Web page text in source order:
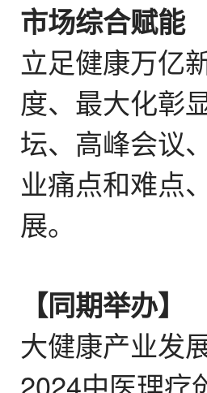
市场综合赋能
立足健康万亿
度、最大化彰
坛、高峰会议
业痛点和难点
展。
【同期举办】
大健康产业发
2024中医理疗